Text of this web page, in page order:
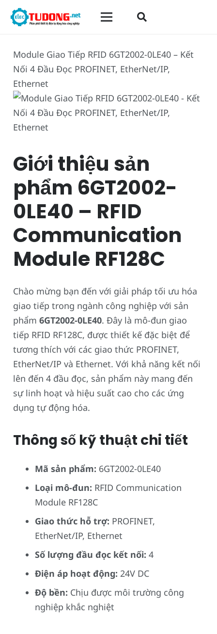
Module Giao Tiếp RFID 6GT2002-0LE40 – Kết
Nối 4 Đầu Đọc PROFINET, EtherNet/IP,
Ethernet
Giới thiệu sản
phẩm 6GT2002-
0LE40 – RFID
Communication
Module RF128C
Chào mừng bạn đến với giải pháp tối ưu hóa
giao tiếp trong ngành công nghiệp với sản
phẩm 6GT2002-0LE40. Đây là mô-đun giao
tiếp RFID RF128C, được thiết kế đặc biệt để
tương thích với các giao thức PROFINET,
EtherNet/IP và Ethernet. Với khả năng kết nối
lên đến 4 đầu đọc, sản phẩm này mang đến
sự linh hoạt và hiệu suất cao cho các ứng
dụng tự động hóa.
Thông số kỹ thuật chi tiết
Mã sản phẩm: 6GT2002-0LE40
Loại mô-đun: RFID Communication
Module RF128C
Giao thức hỗ trợ: PROFINET,
EtherNet/IP, Ethernet
Số lượng đầu đọc kết nối: 4
Điện áp hoạt động: 24V DC
Độ bền: Chịu được môi trường công
nghiệp khắc nghiệt